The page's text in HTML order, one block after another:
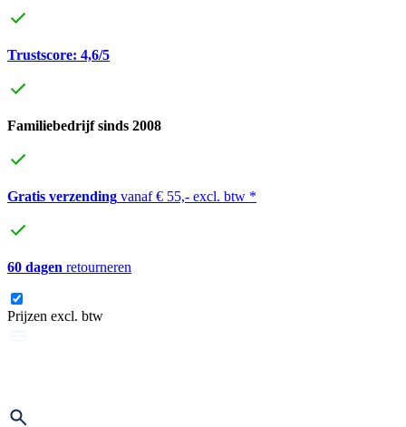
Trustscore: 4,6/5
Familiebedrijf sinds 2008
Gratis verzending vanaf € 55,- excl. btw *
60 dagen retourneren
Prijzen excl. btw